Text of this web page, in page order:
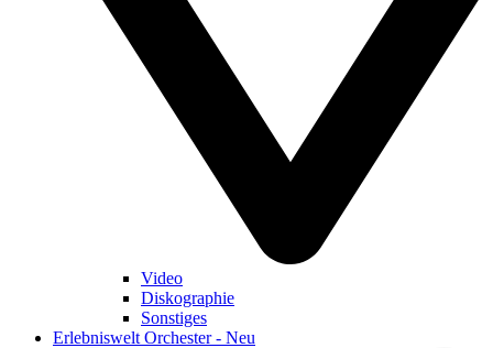
Video
Diskographie
Sonstiges
Erlebniswelt Orchester - Neu